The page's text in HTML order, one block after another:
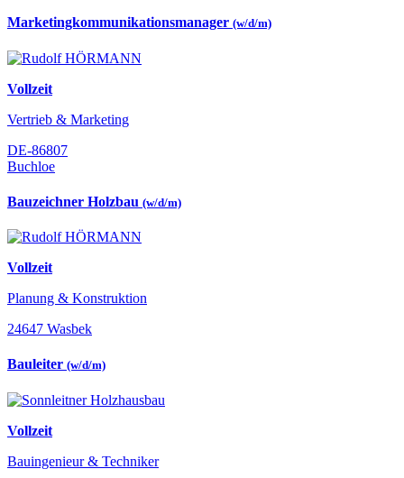
Marketingkommunikationsmanager (w/d/m)
Vollzeit
Vertrieb & Marketing
DE-86807
Buchloe
Bauzeichner Holzbau (w/d/m)
Vollzeit
Planung & Konstruktion
24647 Wasbek
Bauleiter (w/d/m)
Vollzeit
Bauingenieur & Techniker